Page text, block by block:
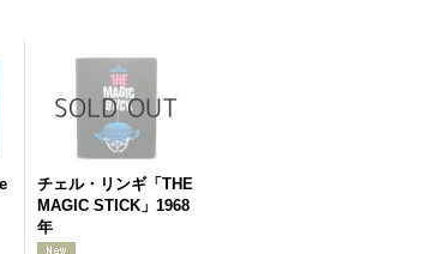
チェル・リンギ「THE
MAGIC STICK」1968
年